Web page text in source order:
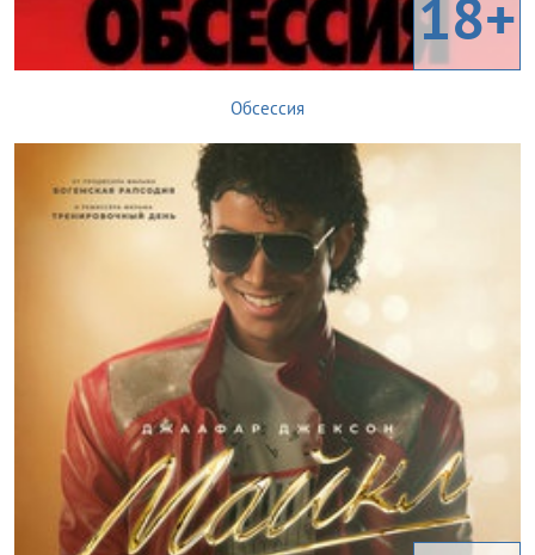
18+
Обсессия